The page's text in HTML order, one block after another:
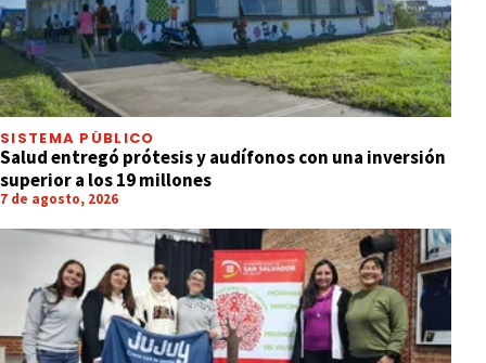
SISTEMA PÚBLICO
Salud entregó prótesis y audífonos con una inversión
superior a los 19 millones
7 de agosto, 2026